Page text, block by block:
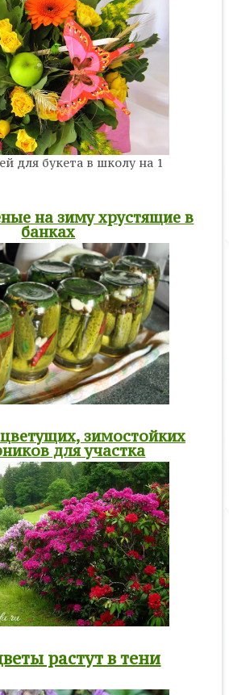
для букета в школу на 1
на зиму хрустящие в
банках
зимостойких
для участка
растут в тени